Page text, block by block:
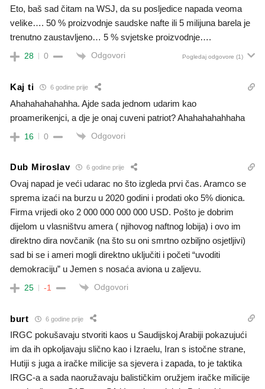
Eto, baš sad čitam na WSJ, da su posljedice napada veoma
velike…. 50 % proizvodnje saudske nafte ili 5 milijuna barela je
trenutno zaustavljeno… 5 % svjetske proizvodnje….
28 0 Odgovori Pogledaj odgovore (1)
Kaj ti 6 godine prije
Ahahahahahahha. Ajde sada jednom udarim kao
proamerikenjci, a dje je onaj cuveni patriot? Ahahahahahhaha
16 0 Odgovori
Dub Miroslav 6 godine prije
Ovaj napad je veći udarac no što izgleda prvi čas. Aramco se
sprema izaći na burzu u 2020 godini i prodati oko 5% dionica.
Firma vrijedi oko 2 000 000 000 000 USD. Pošto je dobrim
dijelom u vlasništvu amera ( njihovog naftnog lobija) i ovo im
direktno dira novčanik (na što su oni smrtno ozbiljno osjetljivi)
sad bi se i ameri mogli direktno uključiti i početi “uvoditi
demokraciju” u Jemen s nosaća aviona u zaljevu.
25 -1 Odgovori
burt 6 godine prije
IRGC pokušavaju stvoriti kaos u Saudijskoj Arabiji pokazujući
im da ih opkoljavaju slično kao i Izraelu, Iran s istočne strane,
Hutiji s juga a iračke milicije sa sjevera i zapada, to je taktika
IRGC-a a sada naoružavaju balističkim oružjem iračke milicije